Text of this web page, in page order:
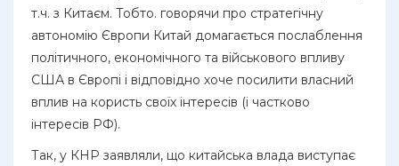
т.ч. з Китаєм. Тобто. говорячи про стратегічну
автономію Європи Китай домагається послаблення
політичного, економічного та військового впливу
США в Європі і відповідно хоче посилити власний
вплив на користь своїх інтересів (і частково
інтересів РФ).
Так, у КНР заявляли, що китайська влада виступає